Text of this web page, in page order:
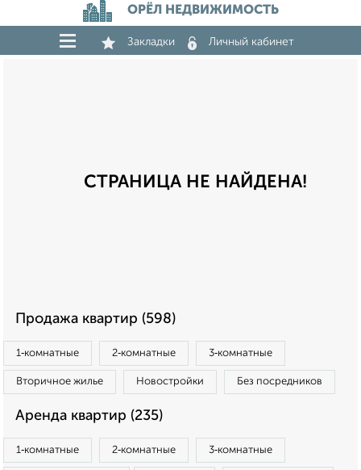
ОРЁЛ НЕДВИЖИМОСТЬ
Закладки Личный кабинет
СТРАНИЦА НЕ НАЙДЕНА!
Продажа квартир (598)
1‑комнатные 2‑комнатные 3‑комнатные
Вторичное жилье Новостройки Без посредников
Аренда квартир (235)
1‑комнатные 2‑комнатные 3‑комнатные